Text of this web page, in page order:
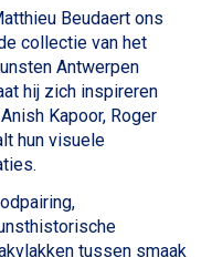
Beudaert ons
collectie van het
Antwerpen
hij zich inspireren
Kapoor, Roger
hun visuele
tussen smaak